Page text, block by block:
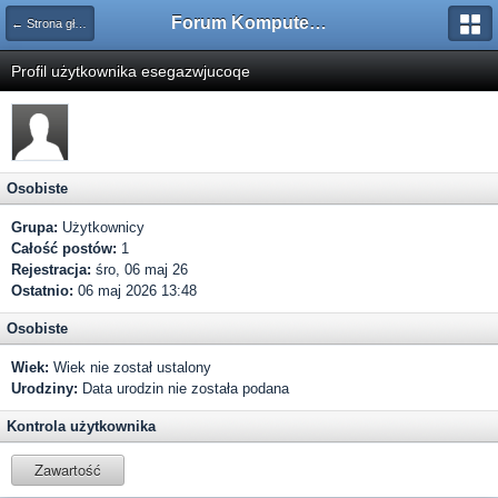
← Strona główna Forum Komputerowe PCFoster.pl
Profil użytkownika esegazwjucoqe
Osobiste
Grupa: Użytkownicy
Całość postów: 1
Rejestracja: śro, 06 maj 26
Ostatnio: 06 maj 2026 13:48
Osobiste
Wiek: Wiek nie został ustalony
Urodziny: Data urodzin nie została podana
Kontrola użytkownika
Zawartość